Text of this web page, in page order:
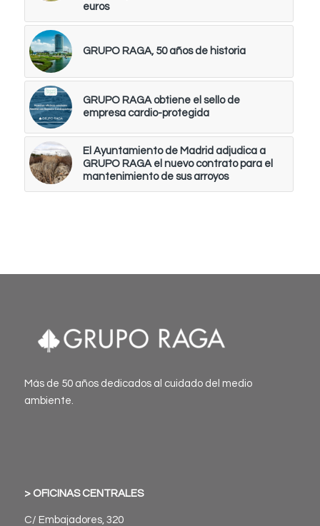
euros
GRUPO RAGA, 50 años de historia
GRUPO RAGA obtiene el sello de
empresa cardio-protegida
El Ayuntamiento de Madrid adjudica a
GRUPO RAGA el nuevo contrato para el
mantenimiento de sus arroyos
Más de 50 años dedicados al cuidado del medio
ambiente.
> OFICINAS CENTRALES
C/ Embajadores, 320